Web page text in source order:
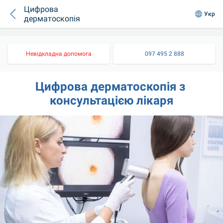
Цифрова
дерматоскопія
Укр
Невідкладна допомога 097 495 2 888
Цифрова дерматоскопія з
консультацією лікаря